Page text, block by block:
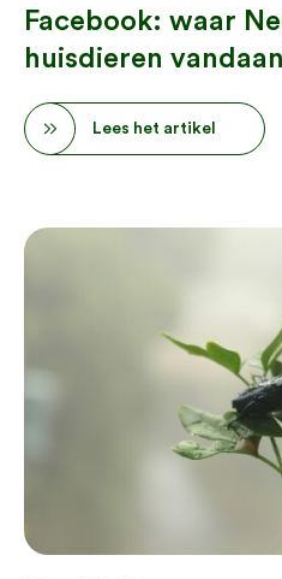
Facebook: waar
huisdieren
Lees het artikel